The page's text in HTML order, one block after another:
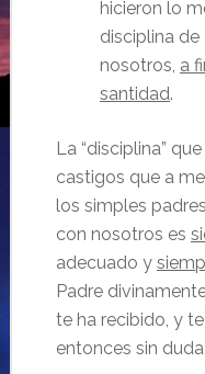
hicieron lo
disciplina de
nosotros, a
santidad.
La “disciplina”
castigos que a
los simples
con nosotros es
adecuado y
Padre
te ha recibido, y
entonces sin